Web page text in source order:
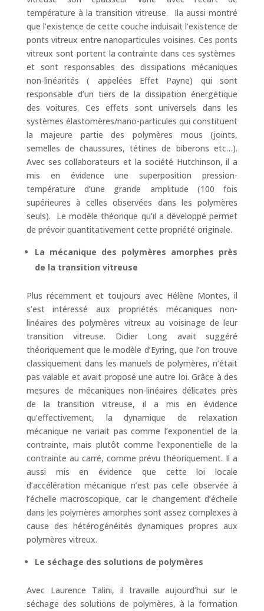
température à la transition vitreuse. Ila aussi montré
que l’existence de cette couche induisait l’existence de
ponts vitreux entre nanoparticules voisines. Ces ponts
vitreux sont portent la contrainte dans ces systèmes
et sont responsables des dissipations mécaniques
non-linéarités ( appelées Effet Payne) qui sont
responsable d’un tiers de la dissipation énergétique
des voitures. Ces effets sont universels dans les
systèmes élastomères/nano-particules qui constituent
la majeure partie des polymères mous (joints,
semelles de chaussures, tétines de biberons etc…).
Avec ses collaborateurs et la société Hutchinson, il a
mis en évidence une superposition pression-
température d’une grande amplitude (100 fois
supérieures à celles observées dans les polymères
seuls). Le modèle théorique qu’il a développé permet
de prévoir quantitativement cette propriété originale.
La mécanique des polymères amorphes près
de la transition vitreuse
Plus récemment et toujours avec Hélène Montes, il
s’est intéressé aux propriétés mécaniques non-
linéaires des polymères vitreux au voisinage de leur
transition vitreuse. Didier Long avait suggéré
théoriquement que le modèle d’Eyring, que l’on trouve
classiquement dans les manuels de polymères, n’était
pas valable et avait proposé une autre loi. Grâce à des
mesures de mécaniques non-linéaires délicates près
de la transition vitreuse, il a mis en évidence
qu’effectivement, la dynamique de relaxation
mécanique ne variait pas comme l’exponentiel de la
contrainte, mais plutôt comme l’exponentielle de la
contrainte au carré, comme prévu théoriquement. Il a
aussi mis en évidence que cette loi locale
d’accélération mécanique n’est pas celle observée à
l’échelle macroscopique, car le changement d’échelle
dans les polymères amorphes sont assez complexes à
cause des hétérogénéités dynamiques propres aux
polymères vitreux.
Le séchage des solutions de polymères
Avec Laurence Talini, il travaille aujourd’hui sur le
séchage des solutions de polymères, à la formation